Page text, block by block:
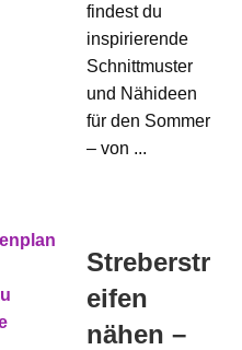
findest du
inspirierende
Schnittmuster
und Nähideen
für den Sommer
– von ...
Streberstr
eifen
nähen –